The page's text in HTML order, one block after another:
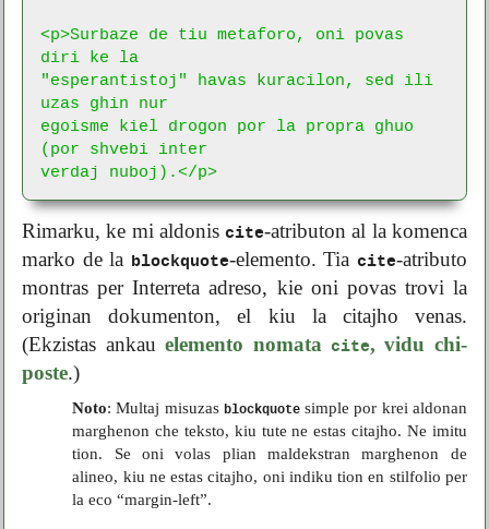
<p>Surbaze de tiu metaforo, oni povas
diri ke la
"esperantistoj" havas kuracilon, sed ili
uzas ghin nur
egoisme kiel drogon por la propra ghuo
(por shvebi inter
verdaj nuboj).</p>
Rimarku, ke mi aldoniscite-atributon al la komenca
marko de la blockquote-elemento. Tia cite-atributo
montras per Interreta adreso, kie oni povas trovi la
originan dokumenton, el kiu la citajho venas.
(Ekzistas ankauelemento nomata cite, vidu chi-
poste.)
Noto: Multaj misuzas blockquotesimple por krei aldonan
marghenon che teksto, kiu tute ne estas citajho. Ne imitu
tion. Se oni volas plian maldekstran marghenon de
alineo, kiu ne estas citajho, oni indiku tion en stilfolio per
la eco “margin-left”.